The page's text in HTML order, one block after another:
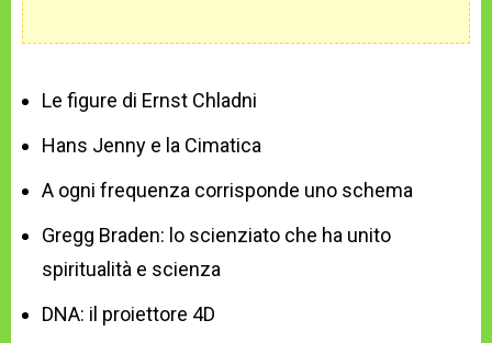
Le figure di Ernst Chladni
Hans Jenny e la Cimatica
A ogni frequenza corrisponde uno schema
Gregg Braden: lo scienziato che ha unito
spiritualità e scienza
DNA: il proiettore 4D